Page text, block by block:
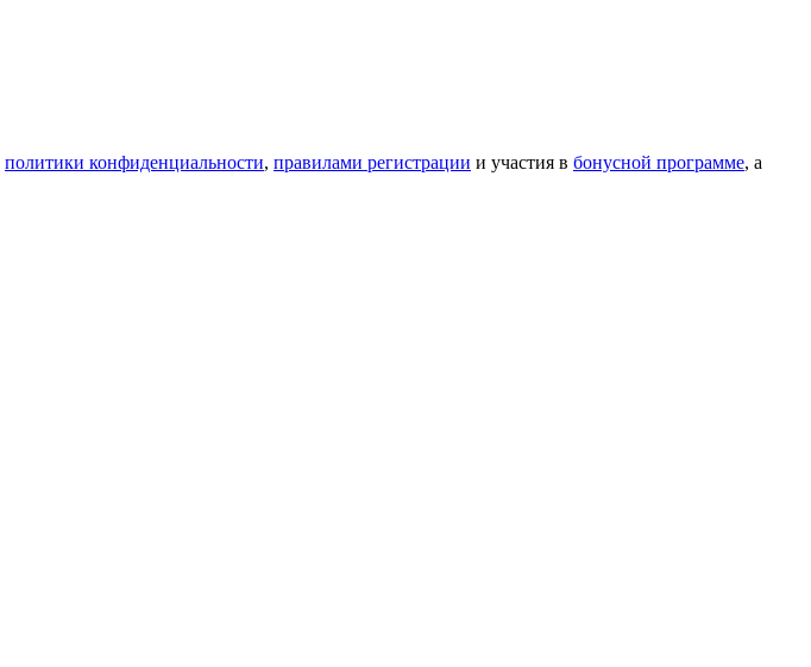
политики конфиденциальности, правилами регистрации и участия в бонусной программе, а